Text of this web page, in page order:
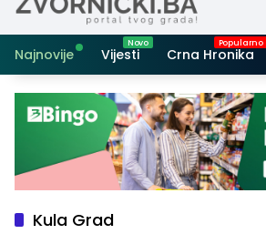
Najnovije Vijesti Crna Hronika
Kula Grad